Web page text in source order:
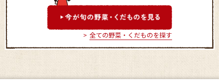
全ての野菜・くだものを探す